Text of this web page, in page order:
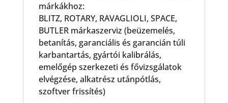
márkákhoz:
BLITZ, ROTARY, RAVAGLIOLI, SPACE,
BUTLER márkaszerviz (beüzemelés,
betanítás, garanciális és garancián túli
karbantartás, gyártói kalibrálás,
emelőgép szerkezeti és fővizsgálatok
elvégzése, alkatrész utánpótlás,
szoftver frissítés)